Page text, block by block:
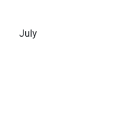
July